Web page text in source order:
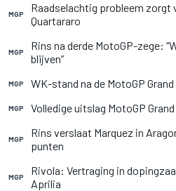
MGP
Raadselachtig probleem
Quartararo
MGP
Rins na derde MotoGP-zege:
blijven”
MGP WK-stand na de MotoGP
MGP Volledige uitslag MotoGP
MGP
Rins verslaat Marquez in
punten
MGP
Rivola: Vertraging in
Aprilia